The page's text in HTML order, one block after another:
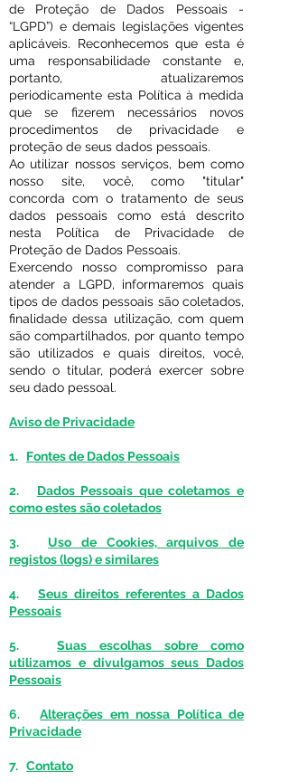
de Proteção de Dados Pessoais -
“LGPD”) e demais legislações vigentes
aplicáveis. Reconhecemos que esta é
uma responsabilidade constante e,
portanto, atualizaremos
periodicamente esta Política à medida
que se fizerem necessários novos
procedimentos de privacidade e
proteção de seus dados pessoais.
Ao utilizar nossos serviços, bem como
nosso site, você, como "titular"
concorda com o tratamento de seus
dados pessoais como está descrito
nesta Política de Privacidade de
Proteção de Dados Pessoais.
Exercendo nosso compromisso para
atender a LGPD, informaremos quais
tipos de dados pessoais são coletados,
finalidade dessa utilização, com quem
são compartilhados, por quanto tempo
são utilizados e quais direitos, você,
sendo o titular, poderá exercer sobre
seu dado pessoal.
Aviso de Privacidade
1. Fontes de Dados Pessoais
2. Dados Pessoais que coletamos e
como estes são coletados
3. Uso de Cookies, arquivos de
registos (logs) e similares
4. Seus direitos referentes a Dados
Pessoais
5. Suas escolhas sobre como
utilizamos e divulgamos seus Dados
Pessoais
6.Alterações em nossa Política de
Privacidade
7. Contato